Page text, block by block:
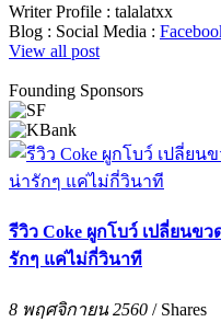
Writer Profile : talalatxx
Blog : Social Media :
View all post
Founding Sponsors
รีวิว Coke ผูกโบว์ เปลี่ยนข
รักๆ แค่ไม่กี่วินาที
8 พฤศจิกายน 2560 / Shares